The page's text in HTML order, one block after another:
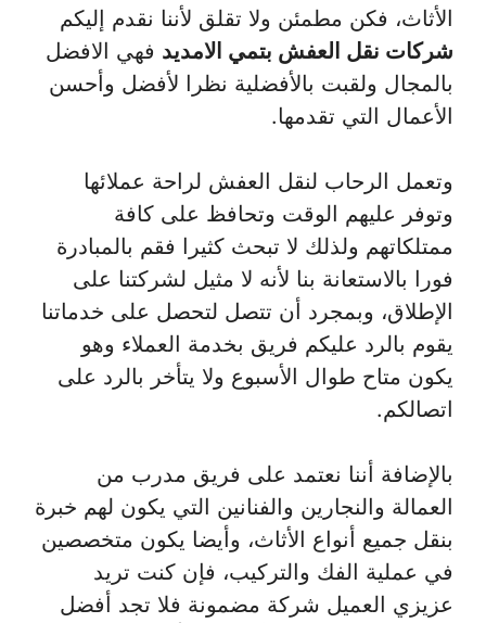
الأثاث، فكن مطمئن ولا تقلق لأننا نقدم إليكم
شركات نقل العفش بتمي الامديد فهي الافضل
بالمجال ولقبت بالأفضلية نظرا لأفضل وأحسن
الأعمال التي تقدمها.
وتعمل الرحاب لنقل العفش لراحة عملائها
وتوفر عليهم الوقت وتحافظ على كافة
ممتلكاتهم ولذلك لا تبحث كثيرا فقم بالمبادرة
فورا بالاستعانة بنا لأنه لا مثيل لشركتنا على
الإطلاق، وبمجرد أن تتصل لتحصل على خدماتنا
يقوم بالرد عليكم فريق بخدمة العملاء وهو
يكون متاح طوال الأسبوع ولا يتأخر بالرد على
اتصالكم.
بالإضافة أننا نعتمد على فريق مدرب من
العمالة والنجارين والفنانين التي يكون لهم خبرة
بنقل جميع أنواع الأثاث، وأيضا يكون متخصصين
في عملية الفك والتركيب، فإن كنت تريد
عزيزي العميل شركة مضمونة فلا تجد أفضل